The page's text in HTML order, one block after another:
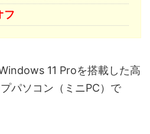
フ
11 Proを搭載した高
パソコン（ミニPC）で